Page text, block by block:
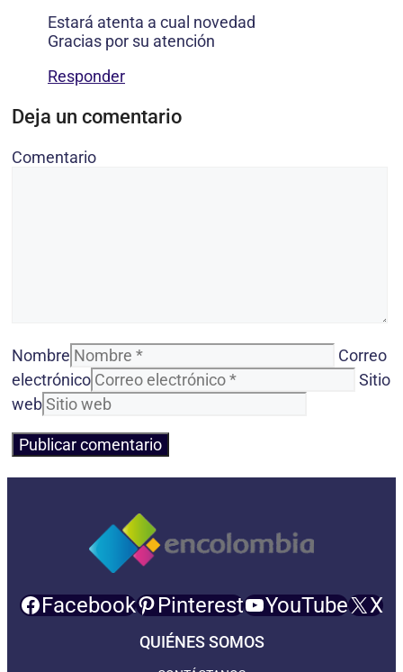
Estará atenta a cual novedad
Gracias por su atención
Responder
Deja un comentario
Comentario
Nombre
Correo
electrónico
Sitio
web
Facebook Pinterest YouTube X
QUIÉNES SOMOS